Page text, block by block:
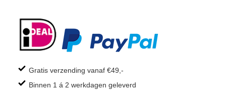
Gratis verzending vanaf €49,-
Binnen 1 á 2 werkdagen geleverd